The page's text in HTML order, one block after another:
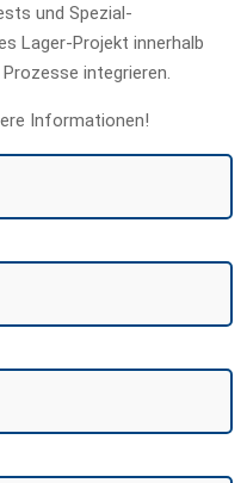
und Spezial-
Lager-Projekt innerhalb
integrieren.
Informationen!